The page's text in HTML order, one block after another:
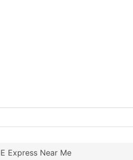
Express Near Me